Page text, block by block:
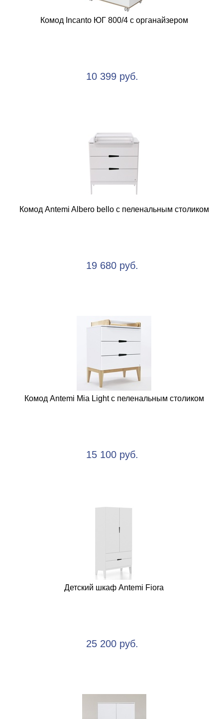
Комод Incanto ЮГ 800/4 с органайзером
10 399 руб.
Комод Antemi Albero bello с пеленальным столиком
19 680 руб.
Комод Antemi Mia Light с пеленальным столиком
15 100 руб.
Детский шкаф Antemi Fiora
25 200 руб.